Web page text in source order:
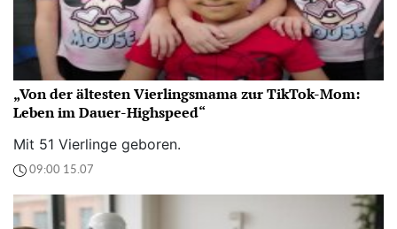
„Von der ältesten Vierlingsmama zur TikTok-Mom:
Leben im Dauer-Highspeed“
Mit 51 Vierlinge geboren.
09:00 15.07